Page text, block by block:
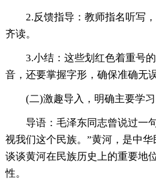
2.反馈指导：教师指名听写
齐读。
3.小结：这些划红色着重号
音，还要掌握字形，确保准确无误
(二)激趣导入，明确主要学习
导语：毛泽东同志曾说过一
视我们这个民族。”黄河，是中
谈谈黄河在民族历史上的重要地
性。